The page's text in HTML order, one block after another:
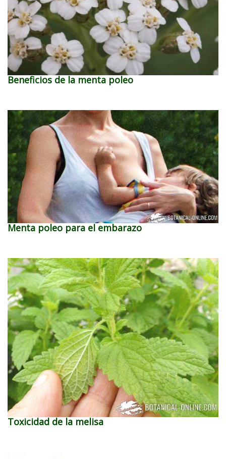
Beneficios de la menta poleo
Menta poleo para el embarazo
Toxicidad de la melisa